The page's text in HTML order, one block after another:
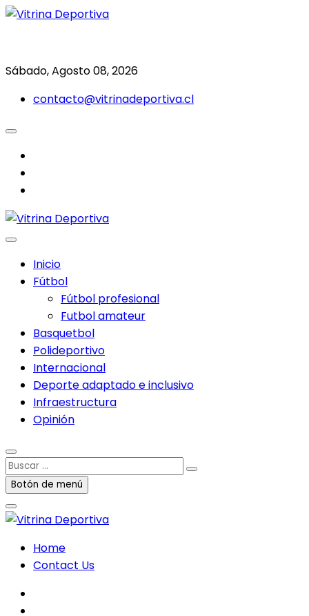
Saltar
Sábado, Agosto 08, 2026
contacto@vitrinadeportiva.cl
Inicio
Fútbol
Fútbol profesional
Futbol amateur
Basquetbol
Polideportivo
Internacional
Deporte adaptado e inclusivo
Infraestructura
Opinión
Buscar
…Botón de menú
Home
Contact Us